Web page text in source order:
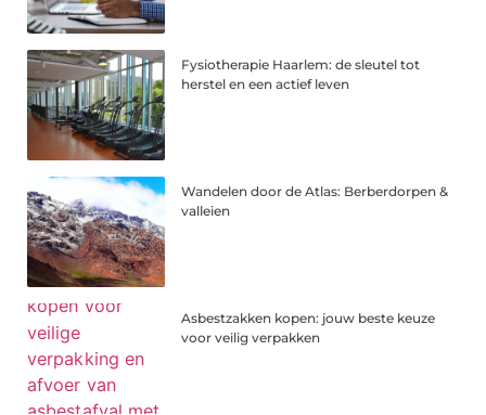
Fysiotherapie Haarlem: de sleutel tot
herstel en een actief leven
Wandelen door de Atlas: Berberdorpen &
valleien
Asbestzakken kopen: jouw beste keuze
voor veilig verpakken